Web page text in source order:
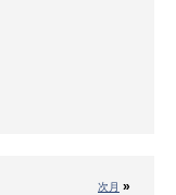
次月 »